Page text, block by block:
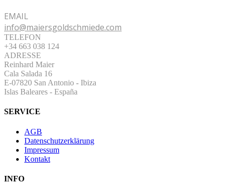
EMAIL
info@maiersgoldschmiede.com
TELEFON
+34 663 038 124
ADRESSE
Reinhard Maier
Cala Salada 16
E-07820 San Antonio - Ibiza
Islas Baleares - España
SERVICE
AGB
Datenschutzerklärung
Impressum
Kontakt
INFO